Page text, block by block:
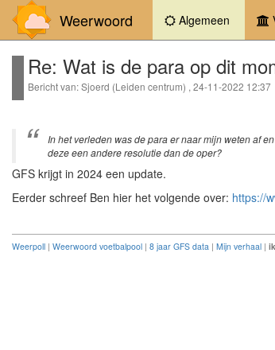
Weerwoord Algemeen (current)
Re: Wat is de para op dit
Bericht van: Sjoerd (Leiden centrum) , 24-11-2022 12:37
In het verleden was de para er naar mijn weten af
deze een andere resolutie dan de oper?
GFS krijgt in 2024 een update.
Eerder schreef Ben hier het volgende over: https://
Weerpoll | Weerwoord voetbalpool | 8 jaar GFS data | Mijn verhaal |